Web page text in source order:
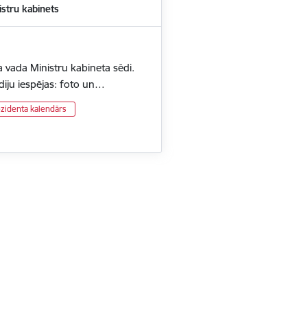
kabinets
vada Ministru kabineta sēdi.
iespējas: foto un…
kalendārs